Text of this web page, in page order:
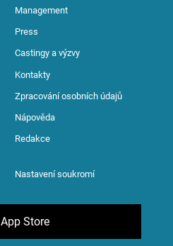
Management
Press
Castingy a výzvy
Kontakty
Zpracování osobních údajů
Nápověda
Redakce
Nastavení soukromí
App Store